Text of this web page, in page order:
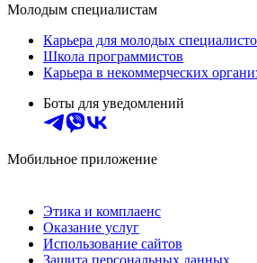
Молодым специалистам
Карьера для молодых
Школа программистов
Карьера в некоммерческих
Боты для уведомлений
Мобильное приложение
Этика и комплаенс
Оказание услуг
Использование сайтов
Защита персональных данных